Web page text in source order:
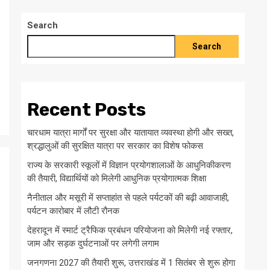
Search
Search
Recent Posts
चारधाम यात्रा मार्गों पर सुरक्षा और यातायात व्यवस्था होगी और सख्त,
श्रद्धालुओं की सुरक्षित यात्रा पर सरकार का विशेष फोकस
राज्य के सरकारी स्कूलों में विज्ञान प्रयोगशालाओं के आधुनिकीकरण
की तैयारी, विद्यार्थियों को मिलेगी आधुनिक प्रयोगात्मक शिक्षा
नैनीताल और मसूरी में सप्ताहांत से पहले पर्यटकों की बढ़ी आवाजाही,
पर्यटन कारोबार में लौटी रौनक
देहरादून में स्मार्ट ट्रैफिक प्रबंधन परियोजना को मिलेगी नई रफ्तार,
जाम और सड़क दुर्घटनाओं पर लगेगी लगाम
जनगणना 2027 की तैयारी शुरू, उत्तराखंड में 1 सितंबर से शुरू होगा